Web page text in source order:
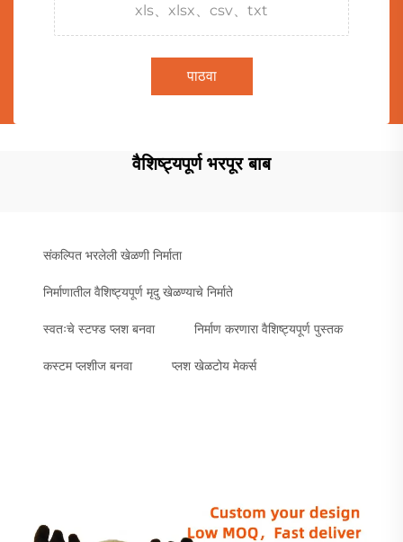
xls、xlsx、csv、txt
पाठवा
वैशिष्ट्यपूर्ण भरपूर बाब
संकल्पित भरलेली खेळणी निर्माता
निर्माणातील वैशिष्ट्यपूर्ण मृदु खेळण्याचे निर्माते
स्वतःचे स्टफ्ड प्लश बनवा निर्माण करणारा वैशिष्ट्यपूर्ण पुस्तक
कस्टम प्लशीज बनवा प्लश खेळटोय मेकर्स